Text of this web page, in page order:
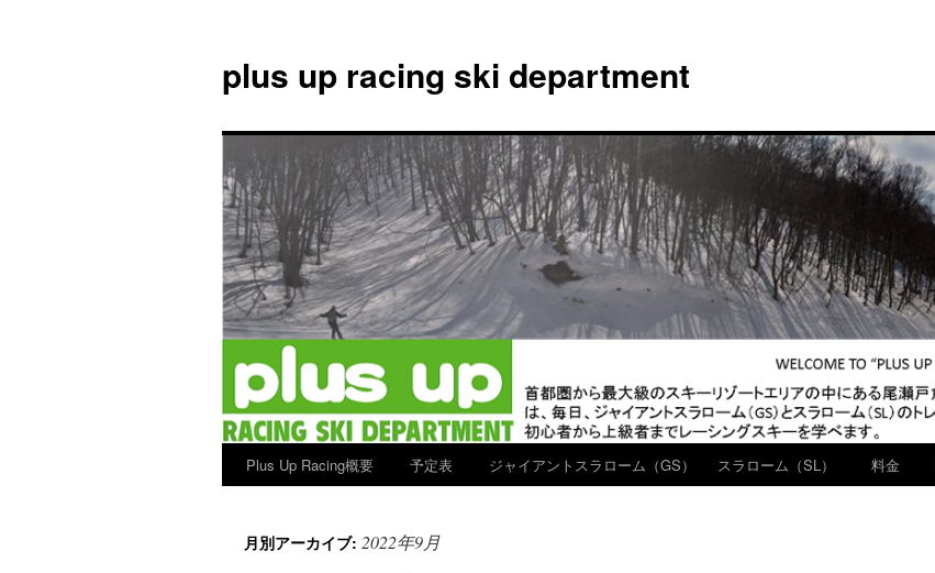
plus up racing ski department
テ
Plus Up Racing概要 予定表 ジャイアントスラローム（GS） スラローム（SL） 料金
月別アーカイブ: 2022年9月